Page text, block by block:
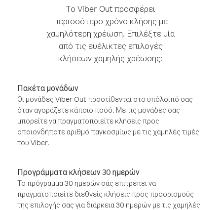
Το Viber Out προσφέρει
περισσότερο χρόνο κλήσης με
χαμηλότερη χρέωση. Επιλέξτε μία
από τις ευέλικτες επιλογές
κλήσεων χαμηλής χρέωσης:
Πακέτα μονάδων
Οι μονάδες Viber Out προστίθενται στο υπόλοιπό σας
όταν αγοράζετε κάποιο ποσό. Με τις μονάδες σας
μπορείτε να πραγματοποιείτε κλήσεις προς
οποιονδήποτε αριθμό παγκοσμίως με τις χαμηλές τιμές
του Viber.
Προγράμματα κλήσεων 30 ημερών
Το πρόγραμμα 30 ημερών σάς επιτρέπει να
πραγματοποιείτε διεθνείς κλήσεις προς προορισμούς
της επιλογής σας για διάρκεια 30 ημερών με τις χαμηλές